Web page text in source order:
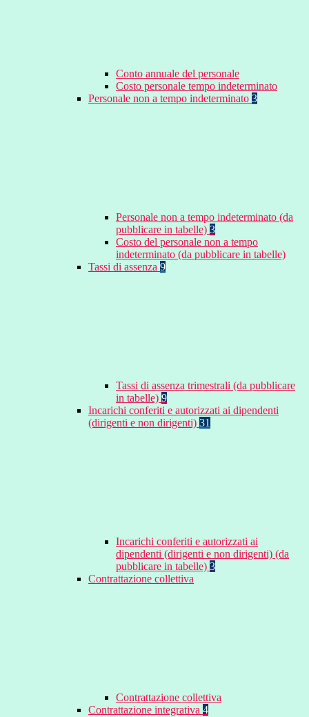
Conto annuale del personale
Costo personale tempo indeterminato
Personale non a tempo indeterminato 3
Personale non a tempo indeterminato (da
pubblicare in tabelle) 3
Costo del personale non a tempo
indeterminato (da pubblicare in tabelle)
Tassi di assenza 9
Tassi di assenza trimestrali (da pubblicare
in tabelle) 9
Incarichi conferiti e autorizzati ai dipendenti
(dirigenti e non dirigenti) 31
Incarichi conferiti e autorizzati ai
dipendenti (dirigenti e non dirigenti) (da
pubblicare in tabelle) 3
Contrattazione collettiva
Contrattazione collettiva
Contrattazione integrativa 4